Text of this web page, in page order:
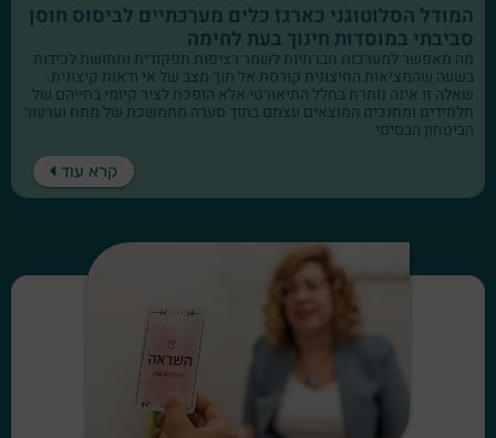
המודל הסלוטוגני כארגז כלים מערכתיים לביסוס חוסן
סביבתי במוסדות חינוך בעת לחימה
מה מאפשר למערכות חברתיות לשמר רציפות תפקודית ותחושת לכידות
בשעה שהמציאות החיצונית קורסת אל תוך מצב של אי ודאות קיצונית.
שאלה זו אינה נותרת בחלל התיאורטי אלא הופכת לציר קיומי בחייהם של
תלמידים ומחנכים המוצאים עצמם בתוך סערה מתמשכת של מתח וערעור
הביטחון הבסיסי.
קרא עוד